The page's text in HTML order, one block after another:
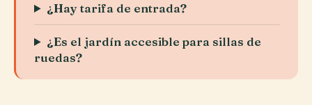
¿Hay tarifa de entrada?
¿Es el jardín accesible para sillas de
ruedas?